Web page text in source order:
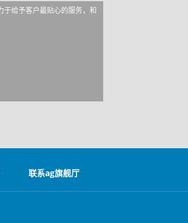
于给予客户最贴心的服务，和
联系ag旗舰厅